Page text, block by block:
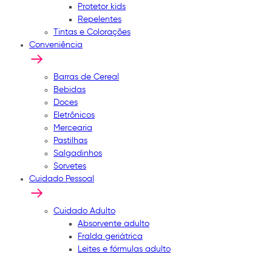
Protetor kids
Repelentes
Tintas e Colorações
Conveniência
Barras de Cereal
Bebidas
Doces
Eletrônicos
Mercearia
Pastilhas
Salgadinhos
Sorvetes
Cuidado Pessoal
Cuidado Adulto
Absorvente adulto
Fralda geriátrica
Leites e fórmulas adulto